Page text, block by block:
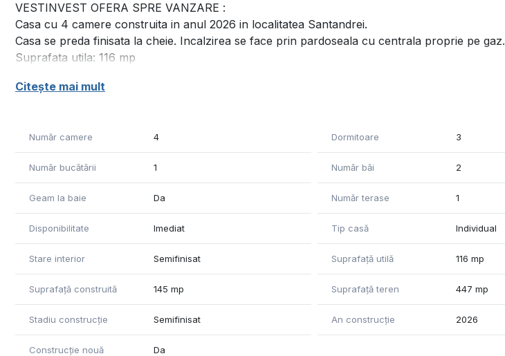
VESTINVEST OFERA SPRE VANZARE :
Casa cu 4 camere construita in anul 2026 in localitatea Santandrei.
Casa se preda finisata la cheie. Incalzirea se face prin pardoseala cu centrala proprie pe gaz.
Suprafata utila: 116 mp
Suprafata teren: 447 mp
Utilitati : apa , gaz , .curent , canalizare
Pret: 189.800euro , negociabil
ID: CP3061082
Nr. de telefon: 0371-780-037
Citește mai mult
Număr camere 4 Dormitoare 3
Număr bucătării 1 Număr băi 2
Geam la baie Da Număr terase 1
Disponibilitate Imediat Tip casă Individual
Stare interior Semifinisat Suprafață utilă 116 mp
Suprafață construită 145 mp Suprafață teren 447 mp
Stadiu construcție Semifinisat An construcție 2026
Construcție nouă Da